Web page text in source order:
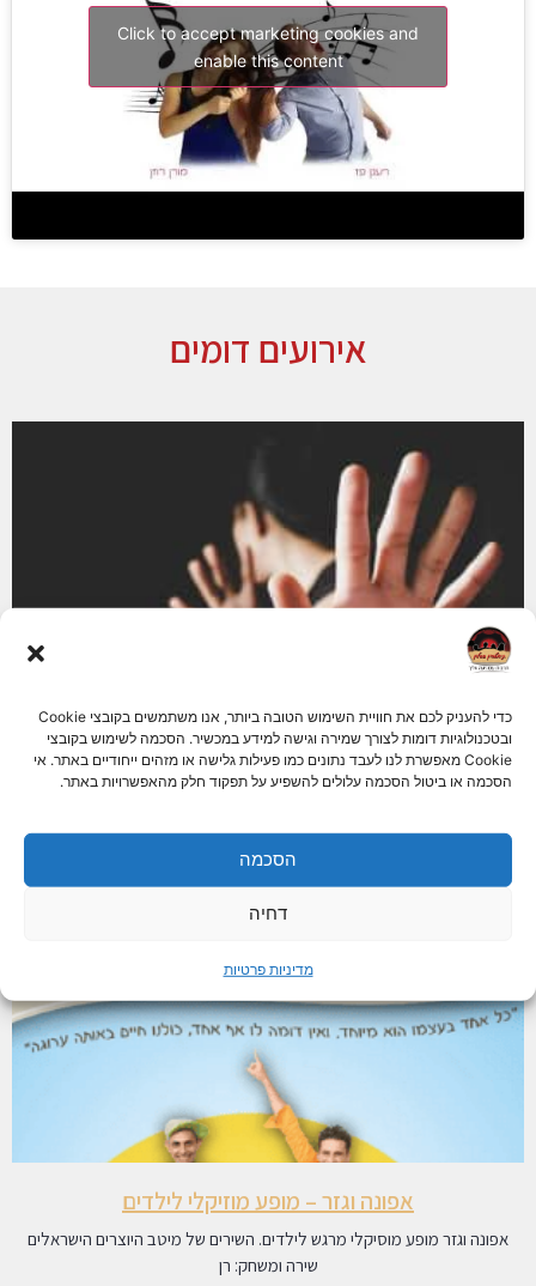
כדי להעניק לכם את חוויית השימוש הטובה ביותר, אנו משתמשים בקובצי Cookie
ובטכנולוגיות דומות לצורך שמירה וגישה למידע במכשיר. הסכמה לשימוש בקובצי
Cookie מאפשרת לנו לעבד נתונים כמו פעילות גלישה או מזהים ייחודיים באתר. אי
הסכמה או ביטול הסכמה עלולים להשפיע על תפקוד חלק מהאפשרויות באתר.
הסכמה
דחיה
מדיניות פרטיות
Click to accept marketing cookies and
enable this content
אירועים דומים
תופעה מטרידה – מפגש חוויתי למניעת הטרדה מינית
בארגונים וחברות
תופעה מטרידה – מפגש חוויתי למניעת הטרדה מינית בארגונים וחברות המפגש
המשך קריאה »
אפונה וגזר – מופע מוזיקלי לילדים
אפונה וגזר מופע מוסיקלי מרגש לילדים. השירים של מיטב היוצרים הישראלים
שירה ומשחק: רן